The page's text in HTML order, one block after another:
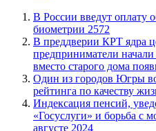
В России введут оплату
биометрии 2572
​В преддверии КРТ ядра
предприниматели
вместо старого дома
Один из городов Югры
рейтинга по качеству
​Индексация пенсий,
«Госуслуги» и борьба с
августе 2024